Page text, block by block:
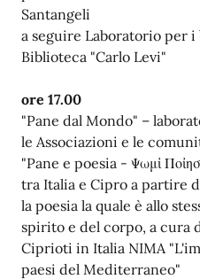
Santangeli
a seguire Laboratorio per i
Biblioteca "Carlo Levi"
ore 17.00
"Pane dal Mondo" –
le Associazioni e le
"Pane e poesia - Ψωμἰ
tra Italia e Cipro a partire
la poesia la quale è allo
spirito e del corpo, a cura
Ciprioti in Italia NIMA
paesi del Mediterraneo"